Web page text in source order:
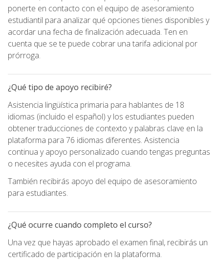
ponerte en contacto con el equipo de asesoramiento
estudiantil para analizar qué opciones tienes disponibles y
acordar una fecha de finalización adecuada. Ten en
cuenta que se te puede cobrar una tarifa adicional por
prórroga.
¿Qué tipo de apoyo recibiré?
Asistencia lingüística primaria para hablantes de 18
idiomas (incluido el español) y los estudiantes pueden
obtener traducciones de contexto y palabras clave en la
plataforma para 76 idiomas diferentes. Asistencia
continua y apoyo personalizado cuando tengas preguntas
o necesites ayuda con el programa.
También recibirás apoyo del equipo de asesoramiento
para estudiantes.
¿Qué ocurre cuando completo el curso?
Una vez que hayas aprobado el examen final, recibirás un
certificado de participación en la plataforma.